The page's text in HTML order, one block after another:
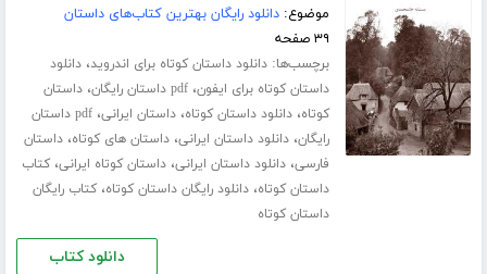
موضوع:دانلود رایگان بهترین کتاب‌های داستان
۳۹ صفحه
برچسب‌ها:دانلود داستان کوتاه برای اندروید،دانلود
داستان کوتاه برای ایفون،pdf داستان رایگان ،داستان
کوتاه،دانلود داستان کوتاه،داستان ایرانی،
pdf داستان
رایگان،دانلود داستان ایرانی،داستان های کوتاه،داستان
فارسی،دانلود داستان ایرانی،داستان کوتاه ایرانی،کتاب
داستان کوتاه،دانلود رایگان داستان کوتاه،کتاب رایگان
داستان کوتاه
دانلود کتاب